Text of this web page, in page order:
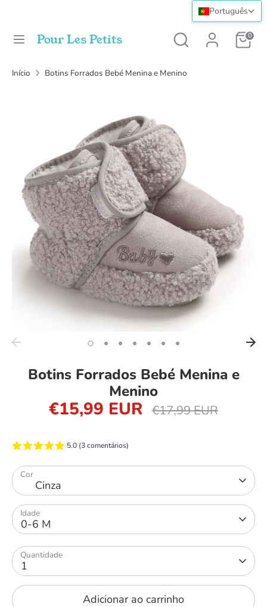
Pour Les Petits Pesquisa
Pesquisar
loja
0
na
Início Botins Forrados Bebé Menina e Menino
Botins Forrados Bebé Menina e
Menino
€15,99 EUR
Preço
€17,99 EUR
5.0 (3 comentários)
Cor
Cinza
Idade
0-6 M
Quantidade
1
Adicionar ao carrinho
Português